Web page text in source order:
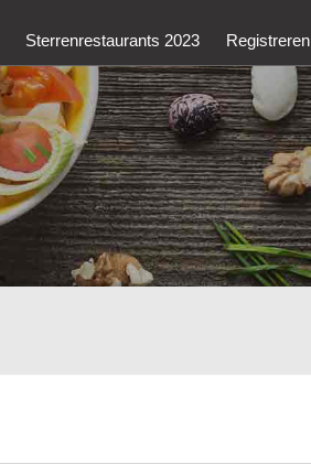
Sterrenrestaurants 2023 Registreren